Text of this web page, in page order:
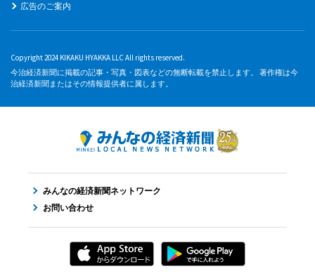
広告のご案内
Copyright 2024 KIKAKU HYAKKA LLC All rights reserved.
今治経済新聞に掲載の記事・写真・図表などの無断転載を禁止します。 著作権は今
治経済新聞またはその情報提供者に属します。
みんなの経済新聞ネットワーク
お問い合わせ